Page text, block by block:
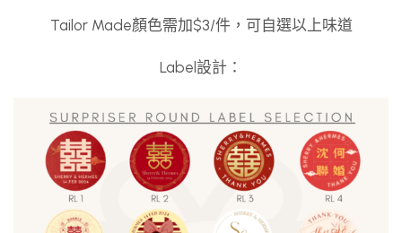
Tailor Made顏色需加$3/件，可自選以上味道
Label設計：